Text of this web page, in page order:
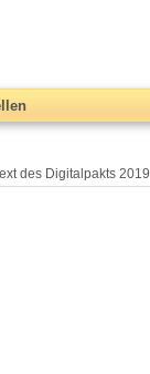
des Digitalpakts